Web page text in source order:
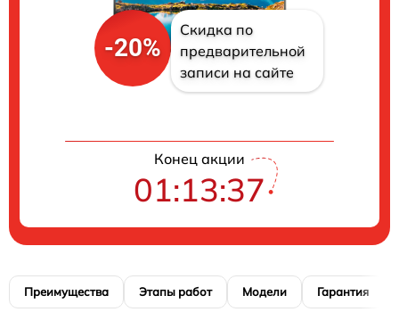
-20%
Скидка по
предварительной
записи на сайте
Конец акции
01:13:36
Преимущества Этапы работ Модели Гарантия